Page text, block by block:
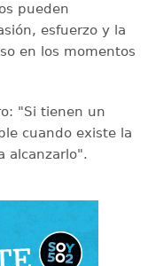
pueden
esfuerzo y la
en los momentos
"Si tienen un
cuando existe la
alcanzarlo".